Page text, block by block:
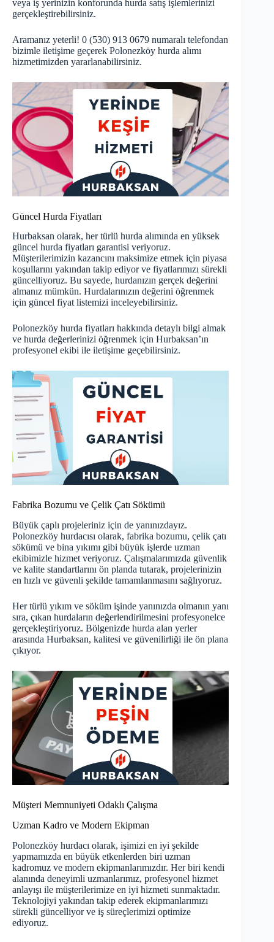
veya iş yerinizin konforunda hurda satış işlemlerinizi
gerçekleştirebilirsiniz.
Aramanız yeterli! 0 (530) 913 0679 numaralı telefondan
bizimle iletişime geçerek Polonezköy hurda alımı
hizmetimizden yararlanabilirsiniz.
Güncel Hurda Fiyatları
Hurbaksan olarak, her türlü hurda alımında en yüksek
güncel hurda fiyatları garantisi veriyoruz.
Müşterilerimizin kazancını maksimize etmek için piyasa
koşullarını yakından takip ediyor ve fiyatlarımızı sürekli
güncelliyoruz. Bu sayede, hurdanızın gerçek değerini
almanız mümkün. Hurdalarınızın değerini öğrenmek
için güncel fiyat listemizi inceleyebilirsiniz.
Polonezköy hurda fiyatları hakkında detaylı bilgi almak
ve hurda değerlerinizi öğrenmek için Hurbaksan’ın
profesyonel ekibi ile iletişime geçebilirsiniz.
Fabrika Bozumu ve Çelik Çatı Sökümü
Büyük çaplı projeleriniz için de yanınızdayız.
Polonezköy hurdacısı olarak, fabrika bozumu, çelik çatı
sökümü ve bina yıkımı gibi büyük işlerde uzman
ekibimizle hizmet veriyoruz. Çalışmalarımızda güvenlik
ve kalite standartlarını ön planda tutarak, projelerinizin
en hızlı ve güvenli şekilde tamamlanmasını sağlıyoruz.
Her türlü yıkım ve söküm işinde yanınızda olmanın yanı
sıra, çıkan hurdaların değerlendirilmesini profesyonelce
gerçekleştiriyoruz. Bölgenizde hurda alan yerler
arasında Hurbaksan, kalitesi ve güvenilirliği ile ön plana
çıkıyor.
Müşteri Memnuniyeti Odaklı Çalışma
Uzman Kadro ve Modern Ekipman
Polonezköy hurdacı olarak, işimizi en iyi şekilde
yapmamızda en büyük etkenlerden biri uzman
kadromuz ve modern ekipmanlarımızdır. Her biri kendi
alanında deneyimli uzmanlarımız, profesyonel hizmet
anlayışı ile müşterilerimize en iyi hizmeti sunmaktadır.
Teknolojiyi yakından takip ederek ekipmanlarımızı
sürekli güncelliyor ve iş süreçlerimizi optimize
ediyoruz.